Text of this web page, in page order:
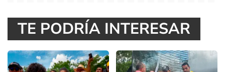
TE PODRÍA INTERESAR